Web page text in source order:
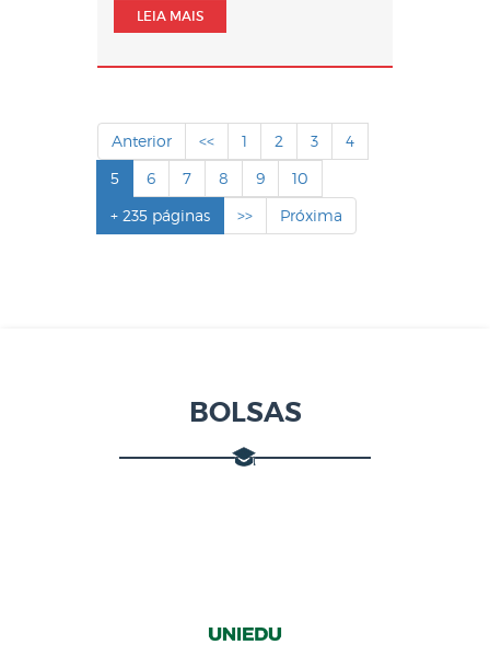
LEIA MAIS
Anterior << 1 2 3
4
5
6 7 8 9
10
+ 235 páginas
>> Próxima
BOLSAS